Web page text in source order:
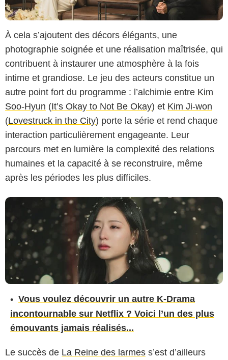
À cela s’ajoutent des décors élégants, une
photographie soignée et une réalisation maîtrisée, qui
contribuent à instaurer une atmosphère à la fois
intime et grandiose. Le jeu des acteurs constitue un
autre point fort du programme : l’alchimie entre Kim
Soo-Hyun (It’s Okay to Not Be Okay) et Kim Ji-won
(Lovestruck in the City) porte la série et rend chaque
interaction particulièrement engageante. Leur
parcours met en lumière la complexité des relations
humaines et la capacité à se reconstruire, même
après les périodes les plus difficiles.
Vous voulez découvrir un autre K-Drama
incontournable sur Netflix ? Voici l’un des plus
émouvants jamais réalisés...
Le succès de La Reine des larmes s’est d’ailleurs